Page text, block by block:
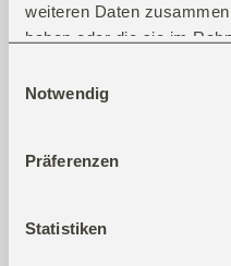
weiteren Daten
haben oder die sie im
Notwendig
Präferenzen
Statistiken
Pappe